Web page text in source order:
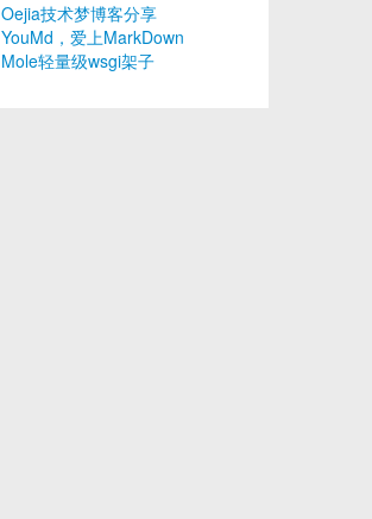
Oejia技术梦博客分享
YouMd，爱上MarkDown
Mole轻量级wsgi架子